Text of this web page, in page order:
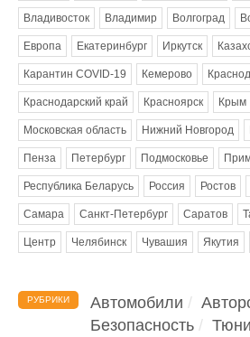
Владивосток Владимир Волгоград
Европа Екатеринбург Иркутск
Карантин COVID-19 Кемерово
Краснодарский край Красноярск Крым
Московская область Нижний Новгород
Пенза Петербург Подмосковье
Республика Беларусь Россия Ростов
Самара Санкт-Петербург Саратов
Центр Челябинск Чувашия Якутия
РУБРИКИ Автомобили
Безопасность